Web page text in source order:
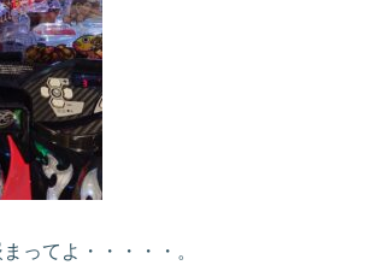
ってよ・・・・・。